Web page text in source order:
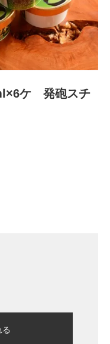
ケ 発砲スチ